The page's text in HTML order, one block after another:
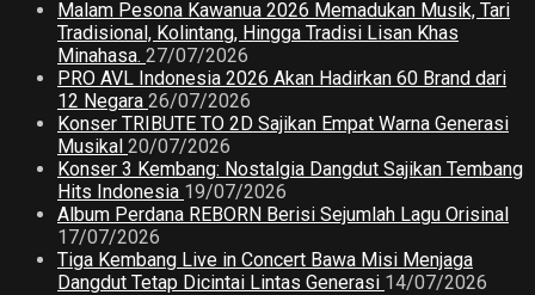
Malam Pesona Kawanua 2026 Memadukan Musik, Tari
Tradisional, Kolintang, Hingga Tradisi Lisan Khas
Minahasa. 27/07/2026
PRO AVL Indonesia 2026 Akan Hadirkan 60 Brand dari
12 Negara 26/07/2026
Konser TRIBUTE TO 2D Sajikan Empat Warna Generasi
Musikal 20/07/2026
Konser 3 Kembang: Nostalgia Dangdut Sajikan Tembang
Hits Indonesia 19/07/2026
Album Perdana REBORN Berisi Sejumlah Lagu Orisinal
17/07/2026
Tiga Kembang Live in Concert Bawa Misi Menjaga
Dangdut Tetap Dicintai Lintas Generasi 14/07/2026